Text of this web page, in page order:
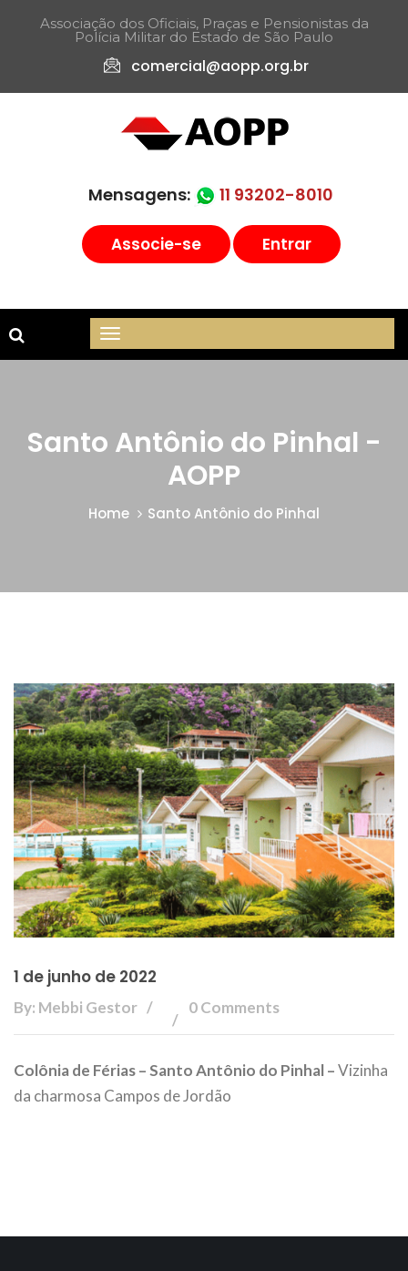
Associação dos Oficiais, Praças e Pensionistas da
Polícia Militar do Estado de São Paulo​
comercial@aopp.org.br
Mensagens: 11 93202-8010
Associe-se Entrar
Santo Antônio do Pinhal -
AOPP
Home Santo Antônio do Pinhal
1 de junho de 2022
By: Mebbi Gestor 0 Comments
Colônia de Férias – Santo Antônio do Pinhal –Vizinha
da charmosa Campos de Jordão